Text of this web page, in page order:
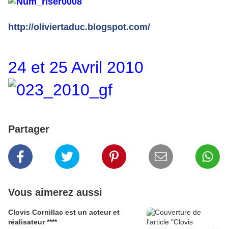
http://oliviertaduc.blogspot.com/
24 et 25 Avril 2010
Partager
Vous aimerez aussi
Clovis Cornillac est un acteur et
réalisateur ****